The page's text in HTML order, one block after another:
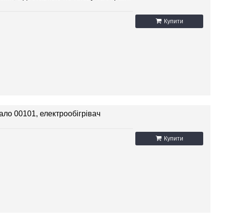
Купити
Купити
00101, електрообігрівач